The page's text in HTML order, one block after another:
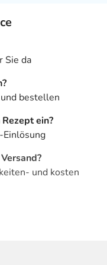
Sie da
bestellen
ein?
und kosten